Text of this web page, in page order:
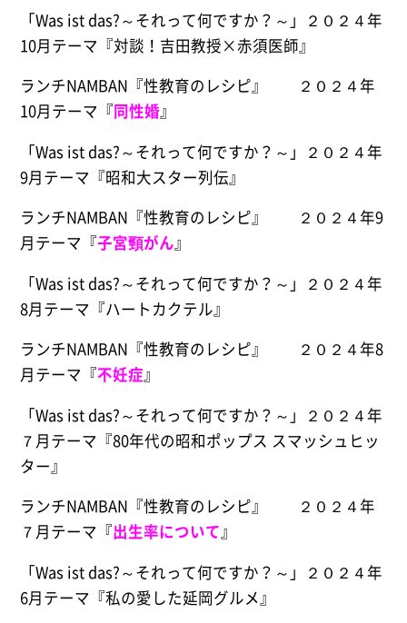
「Was ist das?～それって何ですか？～」２０２４年
10月テーマ『対談！吉田教授×赤須医師』
ランチNAMBAN『性教育のレシピ』 ２０２４年
10月テーマ『同性婚』
「Was ist das?～それって何ですか？～」２０２４年
9月テーマ『昭和大スター列伝』
ランチNAMBAN『性教育のレシピ』 ２０２４年9
月テーマ『子宮頸がん』
「Was ist das?～それって何ですか？～」２０２４年
8月テーマ『ハートカクテル』
ランチNAMBAN『性教育のレシピ』 ２０２４年8
月テーマ『不妊症』
「Was ist das?～それって何ですか？～」２０２４年
７月テーマ『80年代の昭和ポップス スマッシュヒッ
ター』
ランチNAMBAN『性教育のレシピ』 ２０２４年
７月テーマ『出生率について』
「Was ist das?～それって何ですか？～」２０２４年
6月テーマ『私の愛した延岡グルメ』